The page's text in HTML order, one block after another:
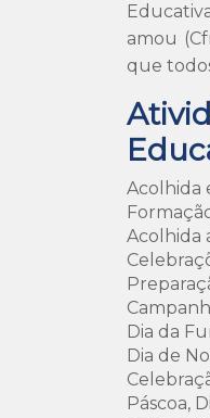
amou
que
Acolhida
Acolhida
Dia da
Dia de
Páscoa,